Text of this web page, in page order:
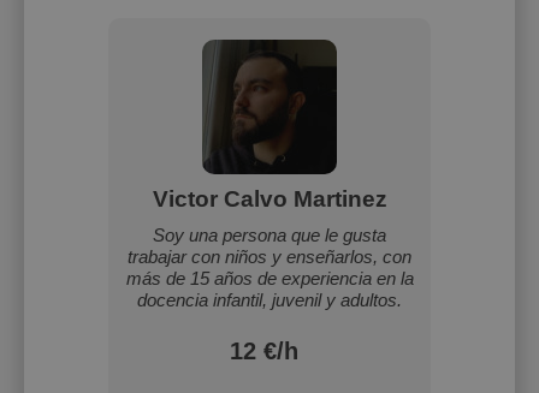
Victor Calvo Martinez
Soy una persona que le gusta
trabajar con niños y enseñarlos, con
más de 15 años de experiencia en la
docencia infantil, juvenil y adultos.
12 €/h